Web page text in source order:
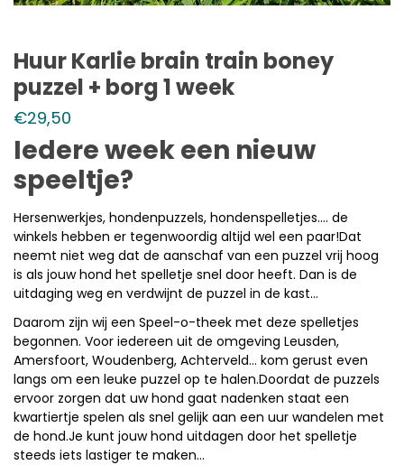
Huur Karlie brain train boney
puzzel + borg 1 week
€29,50
Iedere week een nieuw
speeltje?
Hersenwerkjes, hondenpuzzels, hondenspelletjes…. de
winkels hebben er tegenwoordig altijd wel een paar!Dat
neemt niet weg dat de aanschaf van een puzzel vrij hoog
is als jouw hond het spelletje snel door heeft. Dan is de
uitdaging weg en verdwijnt de puzzel in de kast…
Daarom zijn wij een Speel-o-theek met deze spelletjes
begonnen. Voor iedereen uit de omgeving Leusden,
Amersfoort, Woudenberg, Achterveld… kom gerust even
langs om een leuke puzzel op te halen.Doordat de puzzels
ervoor zorgen dat uw hond gaat nadenken staat een
kwartiertje spelen als snel gelijk aan een uur wandelen met
de hond.Je kunt jouw hond uitdagen door het spelletje
steeds iets lastiger te maken…